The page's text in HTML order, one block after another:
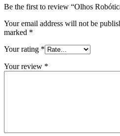
Be the first to review “Olhos
Your email address will not be
marked *
Your rating *
Your review *